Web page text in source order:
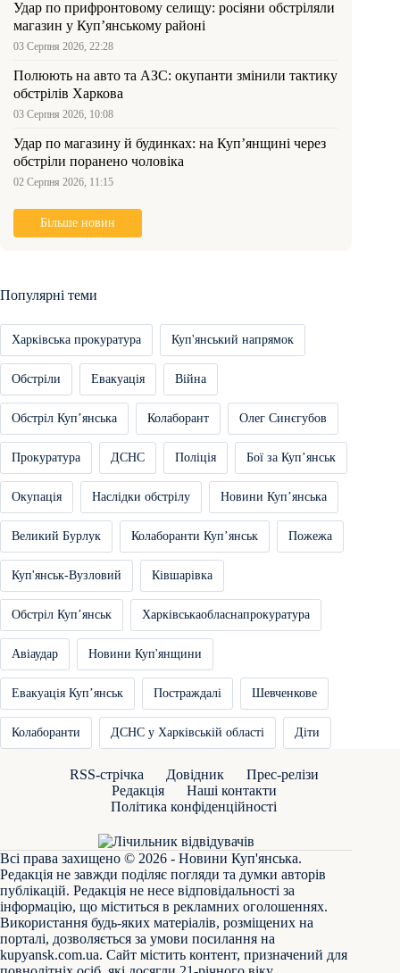
Удар по прифронтовому селищу: росіяни обстріляли
магазин у Куп’янському районі
03 Серпня 2026, 22:28
Полюють на авто та АЗС: окупанти змінили тактику
обстрілів Харкова
03 Серпня 2026, 10:08
Удар по магазину й будинках: на Куп’янщині через
обстріли поранено чоловіка
02 Серпня 2026, 11:15
Більше новин
Популярні теми
Харківська прокуратура Куп'янський напрямок
Обстріли Евакуація Війна
Обстріл Купʼянська Колаборант Олег Синєгубов
Прокуратура ДСНС Поліція Бої за Купʼянськ
Окупація Наслідки обстрілу Новини Купʼянська
Великий Бурлук Колаборанти Купʼянськ Пожежа
Куп'янськ-Вузловий Ківшарівка
Обстріл Купʼянськ Харківськаобласнапрокуратура
Авіаудар Новини Куп'янщини
Евакуація Купʼянськ Постраждалі Шевченкове
Колаборанти ДСНС у Харківській області Діти
RSS-стрічка Довідник
Прес-релізи
Редакція
Наші контакти
Політика конфіденційності
Всі права захищено © 2026 - Новини Куп'янська.
Редакція не завжди поділяє погляди та думки авторів
публікацій. Редакція не несе відповідальності за
інформацію, що міститься в рекламних оголошеннях.
Використання будь-яких матеріалів, розміщених на
порталі, дозволяється за умови посилання на
kupyansk.com.ua. Сайт містить контент, призначений для